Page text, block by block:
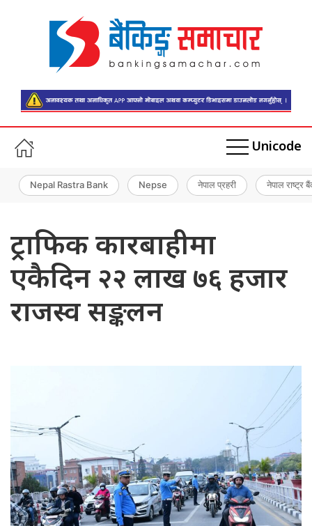
Unicode
Nepal Rastra Bank Nepse नेपाल प्रहरी नेपाल राष्ट्र
ट्राफिक कारबाहीमा
एकैदिन २२ लाख ७६ हजार
राजस्व सङ्कलन